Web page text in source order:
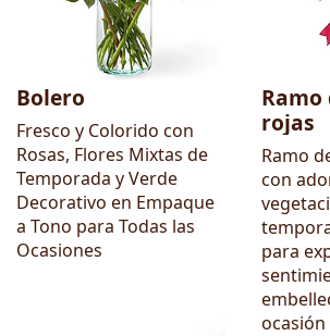
Bolero
Fresco y Colorido con
Rosas, Flores Mixtas de
Temporada y Verde
Decorativo en Empaque
a Tono para Todas las
Ocasiones
Ramo
rojas
Ramo
con
para
ocasión